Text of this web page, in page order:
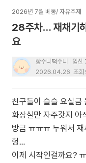
2026년 7월 베동/ 자유주제
28주차… 재채기
요
빵수니떡수니
임신
2026.04.26 조회
친구들이 슬슬 요실금
화장실만 자주갓지 아
방금 ㅠㅠㅠ 누워서
헝…
이제 시작인걸까요?